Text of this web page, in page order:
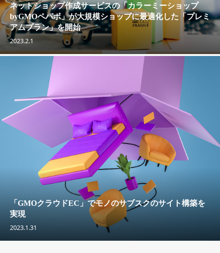
ネットショップ作成サービスの「カラーミーショップ
byGMOペパボ」が大規模ショップに最適化した「プレミ
アムプラン」を開始
2023.2.1
「GMOクラウドEC」でモノのサブスクのサイト構築を
実現
2023.1.31